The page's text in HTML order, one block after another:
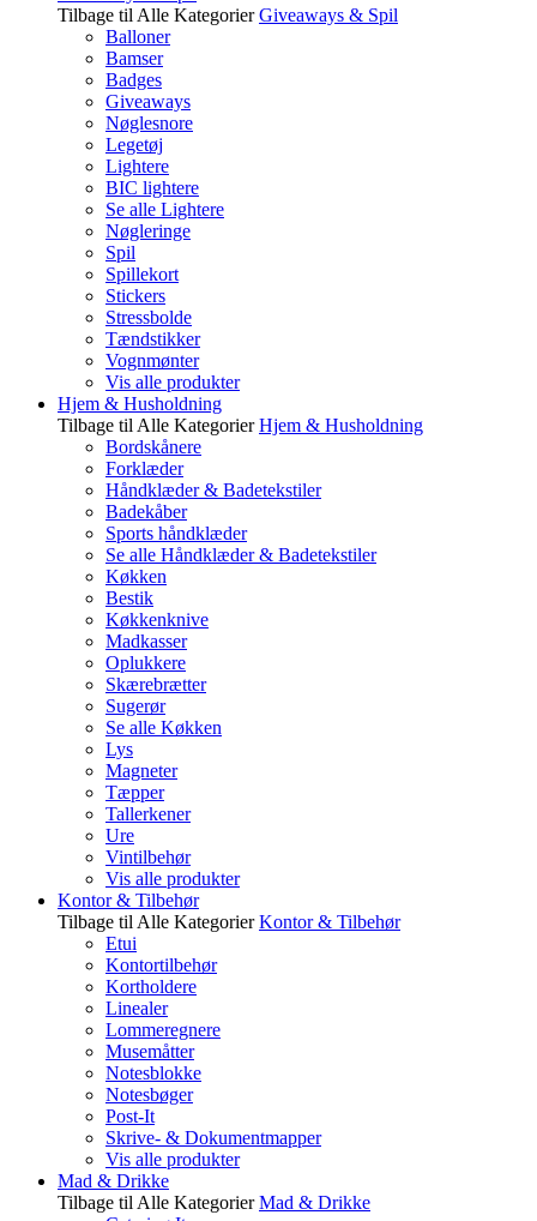
Tilbage til Alle Kategorier Giveaways & Spil
Balloner
Bamser
Badges
Giveaways
Nøglesnore
Legetøj
Lightere
BIC lightere
Se alle Lightere
Nøgleringe
Spil
Spillekort
Stickers
Stressbolde
Tændstikker
Vognmønter
Vis alle produkter
Hjem & Husholdning
Tilbage til Alle Kategorier Hjem & Husholdning
Bordskånere
Forklæder
Håndklæder & Badetekstiler
Badekåber
Sports håndklæder
Se alle Håndklæder & Badetekstiler
Køkken
Bestik
Køkkenknive
Madkasser
Oplukkere
Skærebrætter
Sugerør
Se alle Køkken
Lys
Magneter
Tæpper
Tallerkener
Ure
Vintilbehør
Vis alle produkter
Kontor & Tilbehør
Tilbage til Alle Kategorier Kontor & Tilbehør
Etui
Kontortilbehør
Kortholdere
Linealer
Lommeregnere
Musemåtter
Notesblokke
Notesbøger
Post-It
Skrive- & Dokumentmapper
Vis alle produkter
Mad & Drikke
Tilbage til Alle Kategorier Mad & Drikke